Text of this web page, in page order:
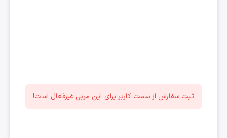
ثبت سفارش از سمت کاربر برای این مربی غیرفعال است!